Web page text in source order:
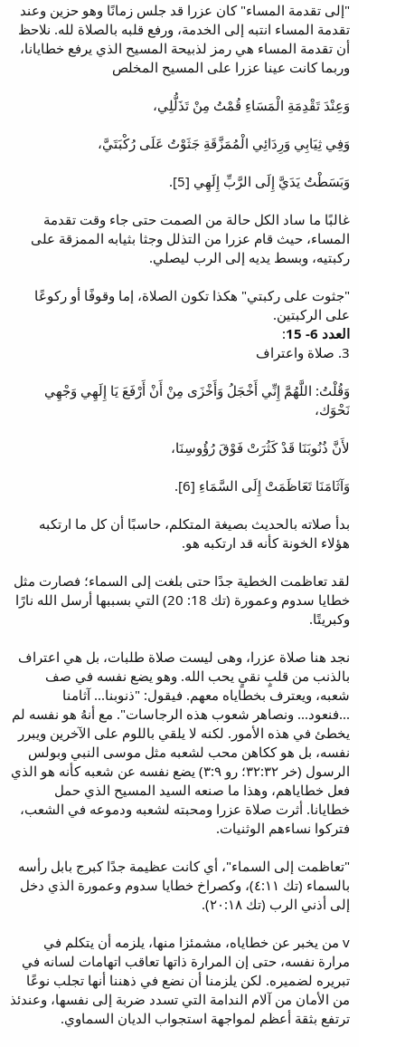
"إلى تقدمة المساء" كان عزرا قد جلس زمانًا وهو حزين وعند
تقدمة المساء انتبه إلى الخدمة، ورفع قلبه بالصلاة لله. نلاحظ
أن تقدمة المساء هي رمز لذبيحة المسيح الذي يرفع خطايانا،
وربما كانت عينا عزرا على المسيح المخلص
وَعِنْدَ تَقْدِمَةِ الْمَسَاءِ قُمْتُ مِنْ تَذَلُّلِي،
وَفِي ثِيَابِي وَرِدَائِي الْمُمَزَّقَةِ جَثَوْتُ عَلَى رُكْبَتَيَّ،
وَبَسَطْتُ يَدَيَّ إِلَى الرَّبِّ إِلَهِي [5].
غالبًا ما ساد الكل حالة من الصمت حتى جاء وقت تقدمة
المساء، حيث قام عزرا من التذلل وجثا بثيابه الممزقة على
ركبتيه، وبسط يديه إلى الرب ليصلي.
"جثوت على ركبتي" هكذا تكون الصلاة، إما وقوفًا أو ركوعًا
على الركبتين.
العدد 6- 15
:
3. صلاة واعتراف
وَقُلْتُ: اللَّهُمَّ إِنِّي أَخْجَلُ وَأَخْزَى مِنْ أَنْ أَرْفَعَ يَا إِلَهِي وَجْهِي
نَحْوَك،
لأَنَّ ذُنُوبَنَا قَدْ كَثُرَتْ فَوْقَ رُؤُوسِنَا،
وَآثَامَنَا تَعَاظَمَتْ إِلَى السَّمَاءِ [6].
بدأ صلاته بالحديث بصيغة المتكلم، حاسبًا أن كل ما ارتكبه
هؤلاء الخونة كأنه قد ارتكبه هو.
لقد تعاظمت الخطية جدًا حتى بلغت إلى السماء؛ فصارت مثل
خطايا سدوم وعمورة (تك 18: 20) التي بسببها أرسل الله نارًا
وكبريتًا.
نجد هنا صلاة عزرا، وهى ليست صلاة طلبات، بل هي اعتراف
بالذنب من قلبٍ نقيٍ يحب الله. وهو يضع نفسه في صف
شعبه، ويعترف بخطاياه معهم. فيقول: "ذنوبنا... آثامنا
...فنعود... ونصاهر شعوب هذه الرجاسات". مع أنهُ هو نفسه لم
يخطئ في هذه الأمور. لكنه لا يلقي باللوم على الآخرين ويبرر
نفسه، بل هو ككاهن محب لشعبه مثل موسى النبي وبولس
الرسول (خر ٣٢:٣٢؛ رو ٣:٩) يضع نفسه عن شعبه كأنه هو الذي
فعل خطاياهم، وهذا ما صنعه السيد المسيح الذي حمل
خطايانا. أثرت صلاة عزرا ومحبته لشعبه ودموعه في الشعب،
فتركوا نساءهم الوثنيات.
"تعاظمت إلى السماء"، أي كانت عظيمة جدًا كبرج بابل رأسه
بالسماء (تك ٤:١١)، وكصراخ خطايا سدوم وعمورة الذي دخل
إلى أذني الرب (تك ٢٠:١٨).
v من يخبر عن خطاياه، مشمئزا منها، يلزمه أن يتكلم في
مرارة نفسه، حتى إن المرارة ذاتها تعاقب اتهامات لسانه في
تبريره لضميره. لكن يلزمنا أن نضع في ذهننا أنها تجلب نوعًا
من الأمان من آلام الندامة التي تسدد ضربة إلى نفسها، وعندئذ
ترتفع بثقة أعظم لمواجهة استجواب الديان السماوي.